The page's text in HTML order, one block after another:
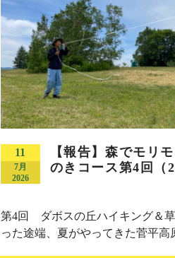
11
7月
2026
【報告】森でモリ
のきコース第4回（
第4回 ダボスの丘ハイキング＆
った途端、夏がやってきた菅平高